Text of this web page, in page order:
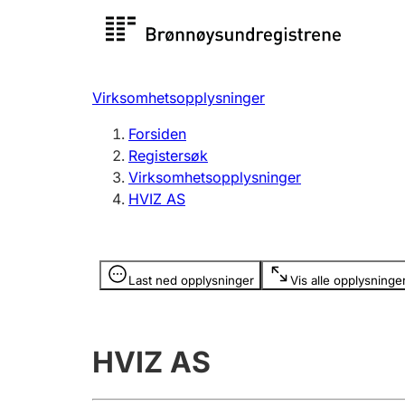
Registersøk
Registrere, endre, slette
Virksomhetsopplysninger
Forsiden
Registersøk
Virksomhetsopplysninger
HVIZ AS
Last ned opplysninger Vis alle
Opplysninger er skjult
HVIZ AS